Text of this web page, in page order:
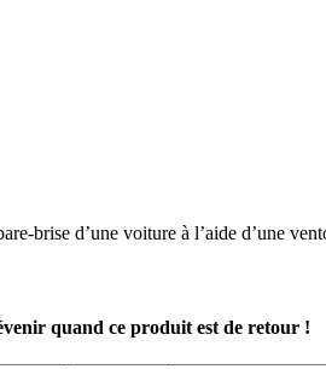
brise d’une voiture à l’aide d’une
quand ce produit est de retour !